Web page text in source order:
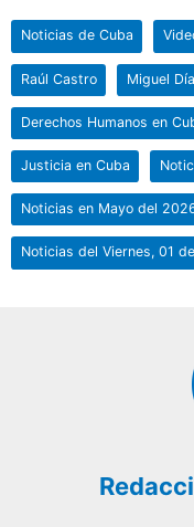
Noticias de Cuba
Raúl Castro Miguel
Derechos Humanos en
Justicia en Cuba
Noticias en Mayo del
Noticias del Viernes, 01